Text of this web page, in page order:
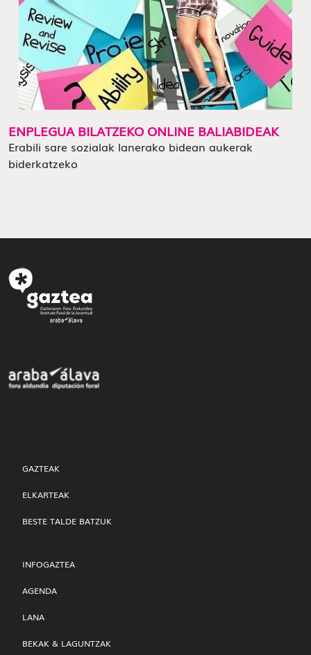
ENPLEGUA BILATZEKO ONLINE BALIABIDEAK
Erabili sare sozialak lanerako bidean aukerak
biderkatzeko
GAZTEAK
ELKARTEAK
BESTE TALDE BATZUK
INFOGAZTEA
AGENDA
LANA
BEKAK & LAGUNTZAK